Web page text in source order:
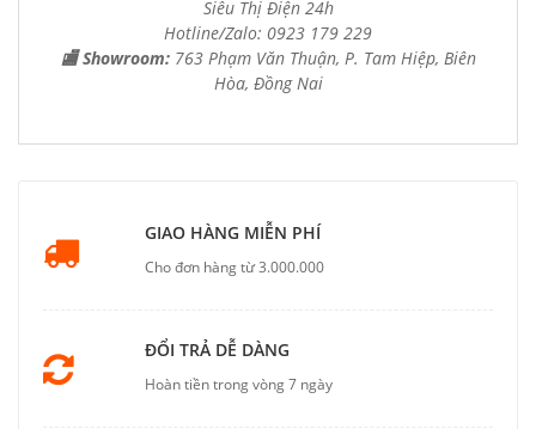
Siêu Thị Điện 24h
Hotline/Zalo: 0923 179 229
🏬 Showroom: 763 Phạm Văn Thuận, P. Tam Hiệp, Biên
Hòa, Đồng Nai
GIAO HÀNG MIỄN PHÍ
Cho đơn hàng từ 3.000.000
ĐỔI TRẢ DỄ DÀNG
Hoàn tiền trong vòng 7 ngày